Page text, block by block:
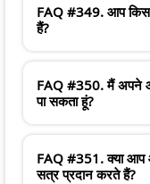
FAQ #349. आप किस
हैं?
FAQ #350. मैं अपने
पा सकता हूं?
FAQ #351. क्या आप
सत्र प्रदान करते हैं?